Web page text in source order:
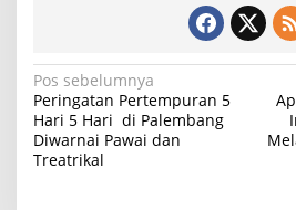
N
a
v
Pos sebelumnya
Peringatan Pertempuran 5
Hari 5 Hari di Palembang
Diwarnai Pawai dan
Treatrikal